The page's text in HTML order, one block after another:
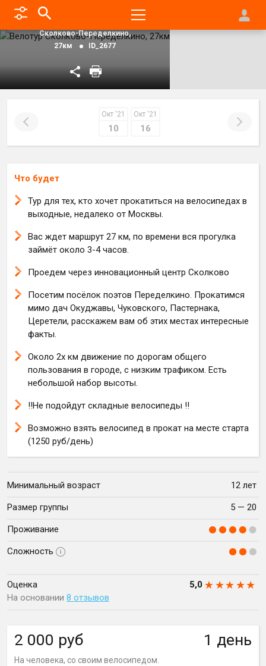
Подмосковью
Велотур
Сколково-Переделкино,
27км
ID_2677
Окт '21
10
Окт '21
16
Что будет
Тур для тех, кто хочет прокатиться на велосипедах в
выходные, недалеко от Москвы.
Вас ждет маршрут 27 км, по времени вся прогулка
займёт около 3-4 часов.
Проедем через инновационный центр Сколково
Посетим посёлок поэтов Переделкино. Прокатимся
мимо дач Окуджавы, Чуковского, Пастернака,
Церетели, расскажем вам об этих местах интересные
факты.
Около 2х км движение по дорогам общего
пользования в городе, с низким трафиком. Есть
небольшой набор высоты.
!!Не подойдут складные велосипеды !!
Возможно взять велосипед в прокат на месте старта
(1250 руб/день)
Минимальный возраст 12 лет
Размер группы 5 — 20
Проживание
Сложность
Оценка
5,0
На основании 8 отзывов
2 000 руб 1 день
На человека, со своим велосипедом.